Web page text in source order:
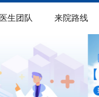
医生团队 来院路线